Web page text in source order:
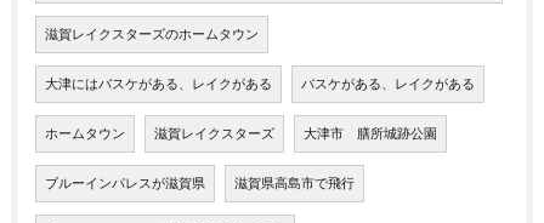
滋賀レイクスターズのホームタウン
大津にはバスケがある、レイクがある バスケがある、レイクがある
ホームタウン 滋賀レイクスターズ 大津市 膳所城跡公園
ブルーインパレスが滋賀県 滋賀県高島市で飛行